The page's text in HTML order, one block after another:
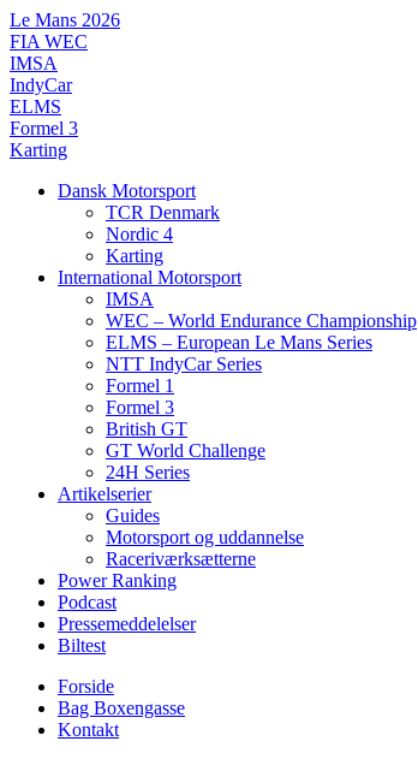
Videre
til
indhold
Le Mans 2026
FIA WEC
IMSA
IndyCar
ELMS
Formel 3
Karting
Dansk Motorsport
TCR Denmark
Nordic 4
Karting
International Motorsport
IMSA
WEC – World Endurance Championship
ELMS – European Le Mans Series
NTT IndyCar Series
Formel 1
Formel 3
British GT
GT World Challenge
24H Series
Artikelserier
Guides
Motorsport og uddannelse
Raceriværksætterne
Power Ranking
Podcast
Pressemeddelelser
Biltest
Forside
Bag Boxengasse
Kontakt